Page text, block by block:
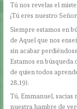
Tú nos revelas el
¡Tú eres nuestro
Siempre estamos en
de Aquel que nos
sin acabar
Estamos en
de quien todos
28,19).
Tú, Emmanuel, sacias
nuestra hambre de